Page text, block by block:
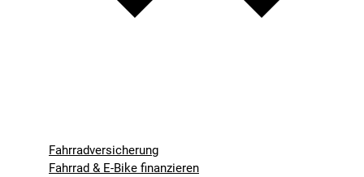
Fahrradversicherung
Fahrrad & E-Bike finanzieren